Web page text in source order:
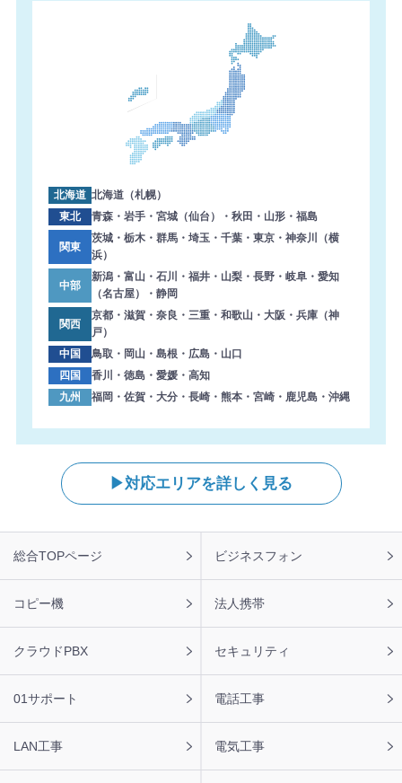
北海道 北海道（札幌）
東北
青森・岩手・宮城（仙台）・秋田・山形・福島
関東
茨城・栃木・群馬・埼玉・千葉・東京・神奈川（横
浜）
中部
新潟・富山・石川・福井・山梨・長野・岐阜・愛知
（名古屋）・静岡
関西
京都・滋賀・奈良・三重・和歌山・大阪・兵庫（神
戸）
中国
鳥取・岡山・島根・広島・山口
四国
香川・徳島・愛媛・高知
九州
福岡・佐賀・大分・長崎・熊本・宮崎・鹿児島・沖縄
対応エリアを詳しく見る
ッ
タ
総合TOPページ ビジネスフォン
コピー機 法人携帯
クラウドPBX セキュリティ
01サポート 電話工事
LAN工事 電気工事